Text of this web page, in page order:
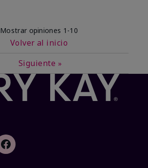
Mostrar opiniones 1-10
Volver al inicio
Siguiente »